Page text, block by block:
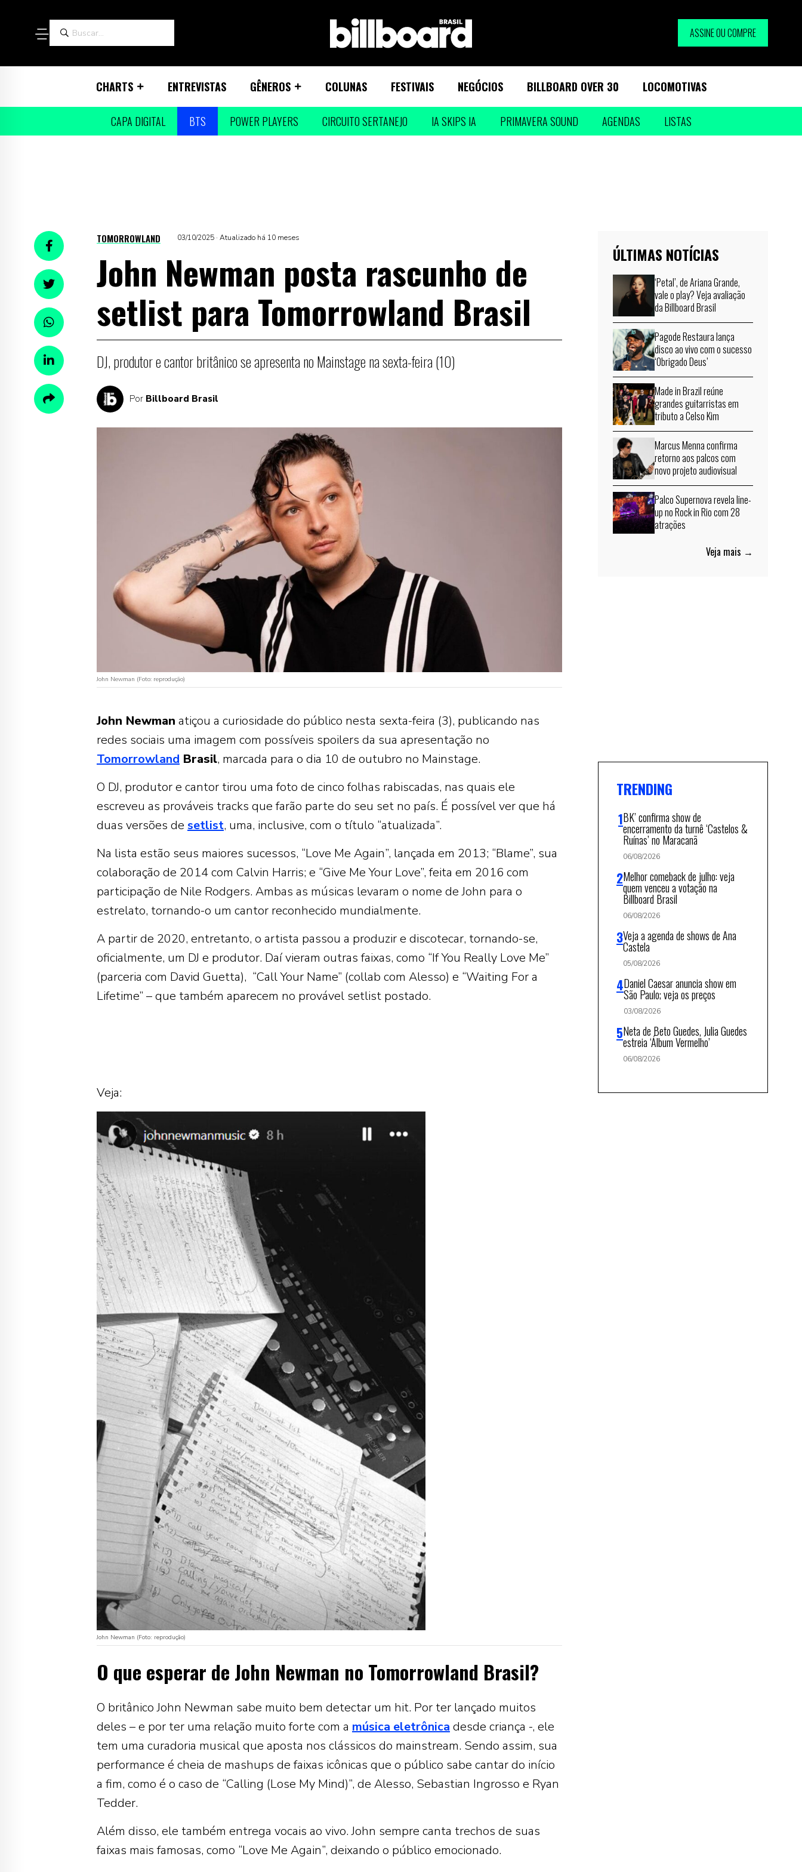
ASSINE OU COMPRE
CHARTS ENTREVISTAS GÊNEROS COLUNAS FESTIVAIS NEGÓCIOS BILLBOARD OVER 30 LOCOMOTIVAS
CAPA DIGITAL BTS POWER PLAYERS CIRCUITO SERTANEJO IA SKIPS IA PRIMAVERA SOUND AGENDAS LISTAS
TOMORROWLAND 03/10/2025 · Atualizado há 10 meses
John Newman posta rascunho de
setlist para Tomorrowland Brasil
DJ, produtor e cantor britânico se apresenta no Mainstage na sexta-feira (10)
Por Billboard Brasil
John Newman (Foto: reprodução)
John Newman atiçou a curiosidade do público nesta sexta-feira (3), publicando nas
redes sociais uma imagem com possíveis spoilers da sua apresentação no
Tomorrowland Brasil, marcada para o dia 10 de outubro no Mainstage.
O DJ, produtor e cantor tirou uma foto de cinco folhas rabiscadas, nas quais ele
escreveu as prováveis tracks que farão parte do seu set no país. É possível ver que há
duas versões de setlist, uma, inclusive, com o título “atualizada”.
Na lista estão seus maiores sucessos, “Love Me Again”, lançada em 2013; “Blame”, sua
colaboração de 2014 com Calvin Harris; e “Give Me Your Love”, feita em 2016 com
participação de Nile Rodgers. Ambas as músicas levaram o nome de John para o
estrelato, tornando-o um cantor reconhecido mundialmente.
A partir de 2020, entretanto, o artista passou a produzir e discotecar, tornando-se,
oficialmente, um DJ e produtor. Daí vieram outras faixas, como “If You Really Love Me”
(parceria com David Guetta), “Call Your Name” (collab com Alesso) e “Waiting For a
Lifetime” – que também aparecem no provável setlist postado.
Veja:
John Newman (Foto: reprodução)
O que esperar de John Newman no Tomorrowland Brasil?
O britânico John Newman sabe muito bem detectar um hit. Por ter lançado muitos
deles – e por ter uma relação muito forte com a música eletrônica desde criança -, ele
tem uma curadoria musical que aposta nos clássicos do mainstream. Sendo assim, sua
performance é cheia de mashups de faixas icônicas que o público sabe cantar do início
a fim, como é o caso de “Calling (Lose My Mind)”, de Alesso, Sebastian Ingrosso e Ryan
Tedder.
Além disso, ele também entrega vocais ao vivo. John sempre canta trechos de suas
faixas mais famosas, como “Love Me Again”, deixando o público emocionado.
ÚLTIMAS NOTÍCIAS
‘Petal’, de Ariana Grande,
vale o play? Veja avaliação
da Billboard Brasil
Pagode Restaura lança
disco ao vivo com o sucesso
‘Obrigado Deus’
Made in Brazil reúne
grandes guitarristas em
tributo a Celso Kim
Marcus Menna confirma
retorno aos palcos com
novo projeto audiovisual
Palco Supernova revela line-
up no Rock in Rio com 28
atrações
Veja mais →
TRENDING
BK’ confirma show de
encerramento da turnê ‘Castelos &
Ruínas’ no Maracanã
06/08/2026
Melhor comeback de julho: veja
quem venceu a votação na
Billboard Brasil
06/08/2026
Veja a agenda de shows de Ana
Castela
05/08/2026
Daniel Caesar anuncia show em
São Paulo; veja os preços
03/08/2026
Neta de Beto Guedes, Julia Guedes
estreia ‘Álbum Vermelho’
06/08/2026